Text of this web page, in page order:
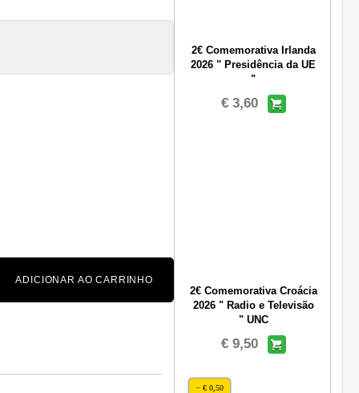
ADICIONAR AO CARRINHO
2€ Comemorativa Irlanda
2026 " Presidência da UE
"
€ 3,60
2€ Comemorativa Croácia
2026 " Radio e Televisão
" UNC
€ 9,50
− € 0,50